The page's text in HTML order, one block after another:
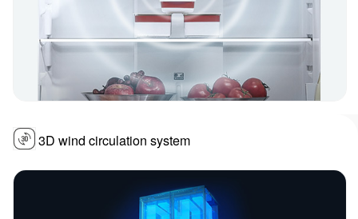
3D wind circulation system